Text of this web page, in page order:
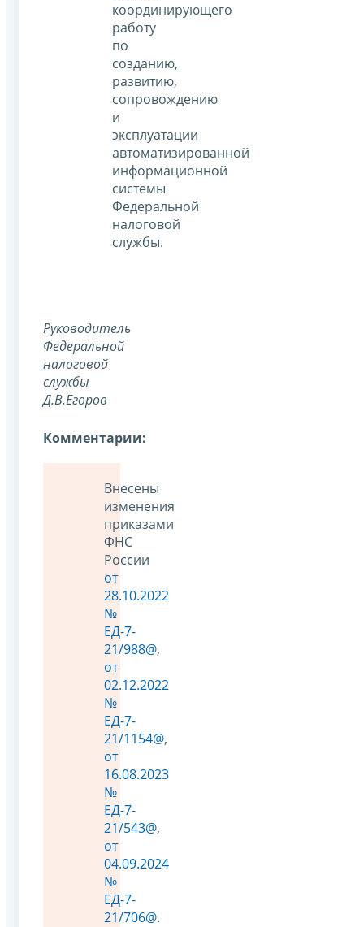
координирующего
работу
по
созданию,
развитию,
сопровождению
и
эксплуатации
автоматизированной
информационной
системы
Федеральной
налоговой
службы.
Руководитель
Федеральной
налоговой
службы
Д.В.Егоров
Комментарии:
Внесены
изменения
приказами
ФНС
России
от
28.10.2022
№
ЕД-7-
21/988@,
от
02.12.2022
№
ЕД-7-
21/1154@,
от
16.08.2023
№
ЕД-7-
21/543@,
от
04.09.2024
№
ЕД-7-
21/706@.